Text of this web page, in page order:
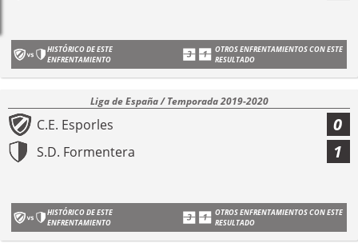
HISTÓRICO DE ESTE
ENFRENTAMIENTO
OTROS ENFRENTAMIENTOS CON ESTE
RESULTADO
Liga de España / Temporada 2019-2020
C.E. Esporles 0
S.D. Formentera 1
HISTÓRICO DE ESTE
ENFRENTAMIENTO
OTROS ENFRENTAMIENTOS CON ESTE
RESULTADO